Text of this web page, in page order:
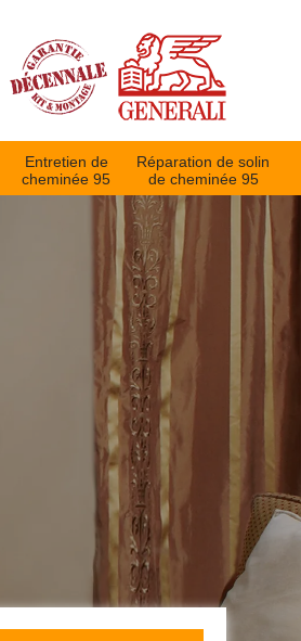
Entretien de
cheminée 95
Réparation de solin
de cheminée 95